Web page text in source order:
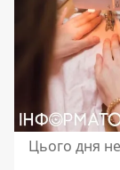
Цього дня